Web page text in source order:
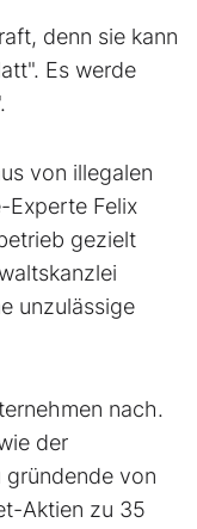
denn sie kann
Es werde
von illegalen
Felix
gezielt
unzulässige
nach.
der
gründende von
Aktien zu 35